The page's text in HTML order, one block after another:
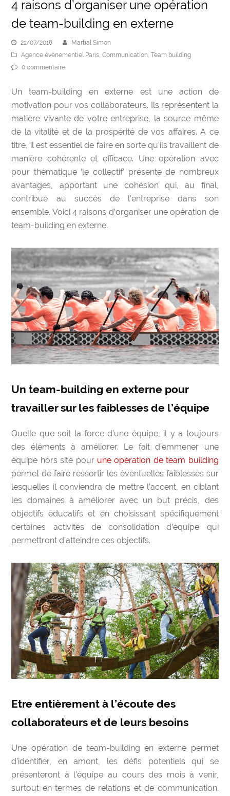
4 raisons d’organiser une opération
de team-building en externe
21/07/2018
Martial Simon
Agence événementiel Paris ,Communication ,Team building
0 commentaire
Un team-building en externe est une action de
motivation pour vos collaborateurs. Ils représentent la
matière vivante de votre entreprise, la source même
de la vitalité et de la prospérité de vos affaires. A ce
titre, il est essentiel de faire en sorte qu’ils travaillent de
manière cohérente et efficace. Uneopération avec
pour thématique ‘le collectif’ présente de nombreux
avantages, apportant une cohésion qui, au final,
contribue au succès de l’entreprise dans son
ensemble. Voici 4 raisons d’organiser une opération de
team-building en externe.
Un team-building en externe pour
travailler sur les faiblesses de l’équipe
Quelle que soit la force d’une équipe, il y a toujours
des éléments à améliorer. Le fait d’emmener une
équipe hors site pour uneopération de team building
permet de faire ressortir les éventuelles faiblesses sur
lesquelles il conviendra de mettre l’accent, en ciblant
les domaines à améliorer avec un but précis, des
objectifs éducatifs et en choisissant spécifiquement
certaines activités de consolidation d’équipe qui
permettront d’atteindre ces objectifs.
Etre entièrement à l’écoute des
collaborateurs et de leurs besoins
Uneopération de team-building en externepermet
d’identifier, en amont, les défis potentiels qui se
présenteront à l’équipe au cours des mois à venir,
surtout en termes de relations et de communication.